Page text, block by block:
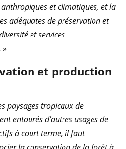
et climatiques, et la
adéquates de préservation et
et services
»
et production
paysages tropicaux de
entourés d’autres usages de
à court terme, il faut